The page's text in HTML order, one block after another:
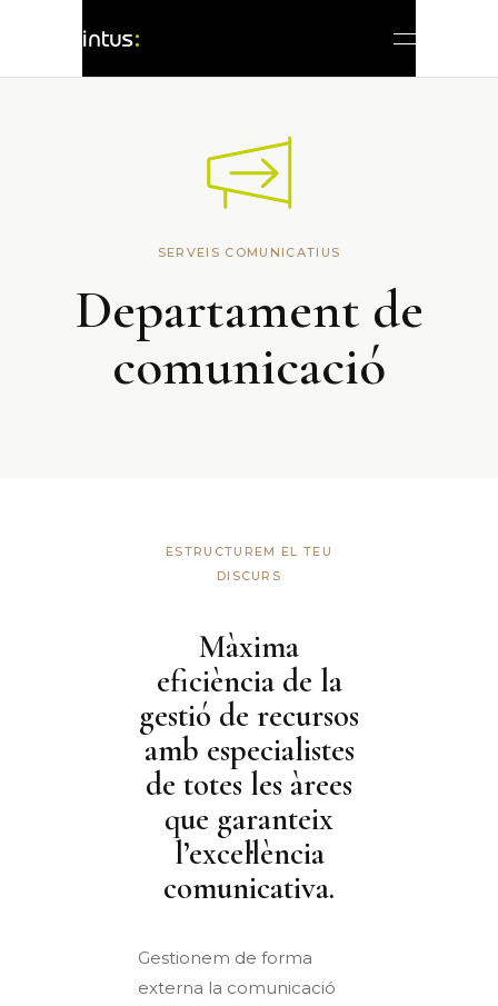
SERVEIS COMUNICATIUS
Departament de
comunicació
ESTRUCTUREM EL TEU
DISCURS
Màxima
eficiència de la
gestió de recursos
amb especialistes
de totes les àrees
que garanteix
l’excel·lència
comunicativa.
Gestionem de forma
externa la comunicació